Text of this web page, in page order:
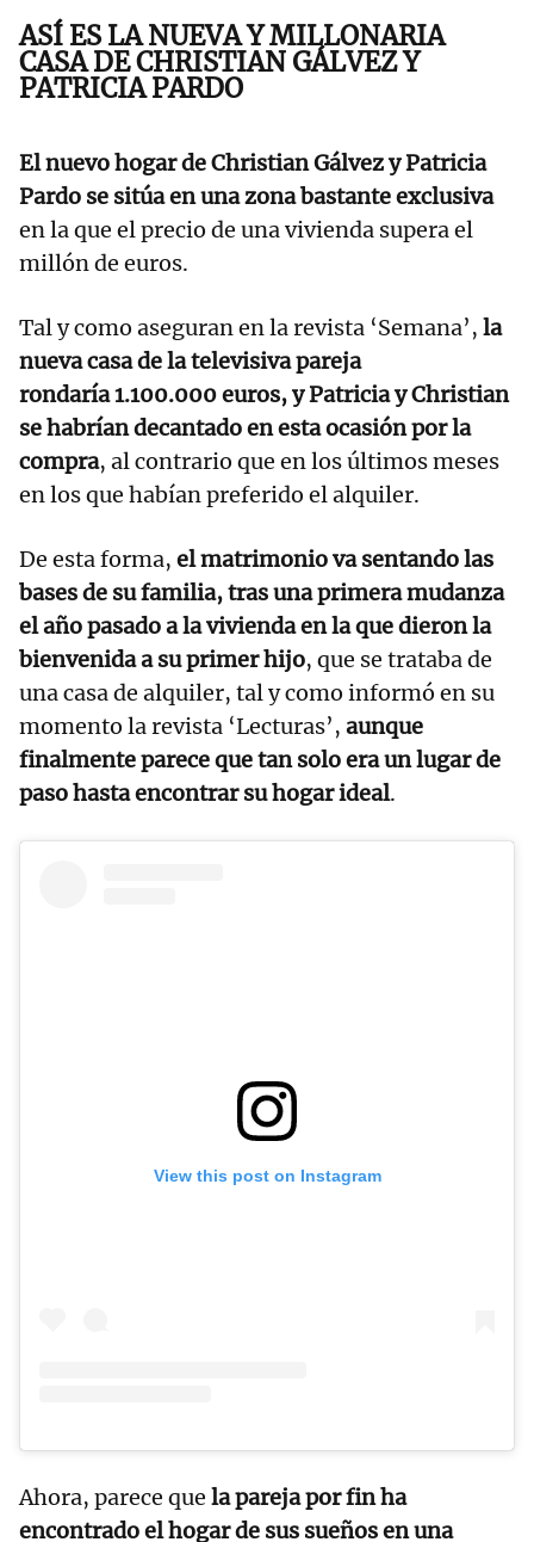
ASÍ ES LA NUEVA Y MILLONARIA
CASA DE CHRISTIAN GÁLVEZ Y
PATRICIA PARDO
El nuevo hogar de Christian Gálvez y Patricia
Pardo se sitúa en una zona bastante exclusiva
en la que el precio de una vivienda supera el
millón de euros.
Tal y como aseguran en la revista ‘Semana’, la
nueva casa de la televisiva pareja
rondaría 1.100.000 euros, y Patricia y Christian
se habrían decantado en esta ocasión por la
compra, al contrario que en los últimos meses
en los que habían preferido el alquiler.
De esta forma, el matrimonio va sentando las
bases de su familia, tras una primera mudanza
el año pasado a la vivienda en la que dieron la
bienvenida a su primer hijo, que se trataba de
una casa de alquiler, tal y como informó en su
momento la revista ‘Lecturas’, aunque
finalmente parece que tan solo era un lugar de
paso hasta encontrar su hogar ideal.
View this post on Instagram
Ahora, parece que la pareja por fin ha
encontrado el hogar de sus sueños en una